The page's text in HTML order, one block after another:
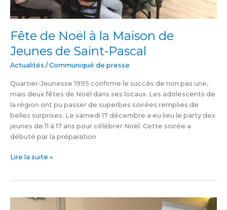
Fête de Noël à la Maison de
Jeunes de Saint-Pascal
Actualités /Communiqué de presse
Quartier-Jeunesse 1995 confirme le succès de non pas une,
mais deux fêtes de Noël dans ses locaux. Les adolescents de
la région ont pu passer de superbes soirées remplies de
belles surprises. Le samedi 17 décembre a eu lieu le party des
jeunes de 11 à 17 ans pour célébrer Noël. Cette soirée a
débuté par la préparation
Lire la suite »
Distribution